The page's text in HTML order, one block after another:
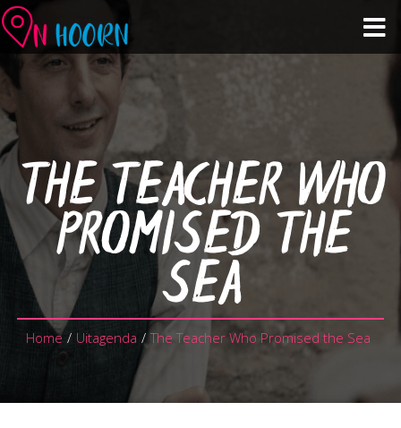
Winkelen & Horeca
Over Hoorn
Plan je bezoek
THE TEACHER WHO
PROMISED THE
SEA
Home / Uitagenda / The Teacher Who Promised the Sea